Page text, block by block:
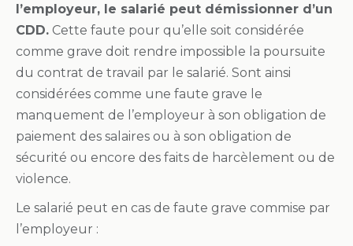
l’employeur, le salarié peut démissionner d’un
CDD. Cette faute pour qu’elle soit considérée
comme grave doit rendre impossible la poursuite
du contrat de travail par le salarié. Sont ainsi
considérées comme une faute grave le
manquement de l’employeur à son obligation de
paiement des salaires ou à son obligation de
sécurité ou encore des faits de harcèlement ou de
violence.
Le salarié peut en cas de faute grave commise par
l’employeur :